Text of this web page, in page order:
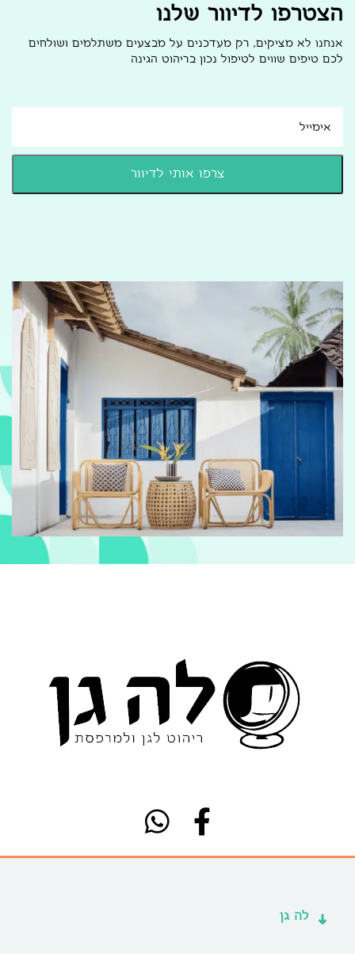
הצטרפו לדיוור שלנו
אנחנו לא מציקים, רק מעדכנים על מבצעים משתלמים ושולחים
לכם טיפים שווים לטיפול נכון בריהוט הגינה
לה גן